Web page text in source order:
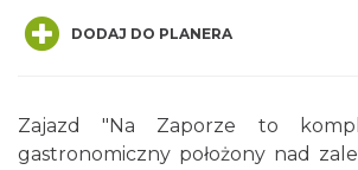
DODAJ DO PLANERA
Zajazd "Na Zaporze to
gastronomiczny położony nad